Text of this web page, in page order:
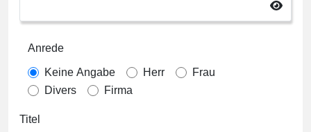
Anrede
Keine Angabe Herr
Frau
Divers
Firma
Titel